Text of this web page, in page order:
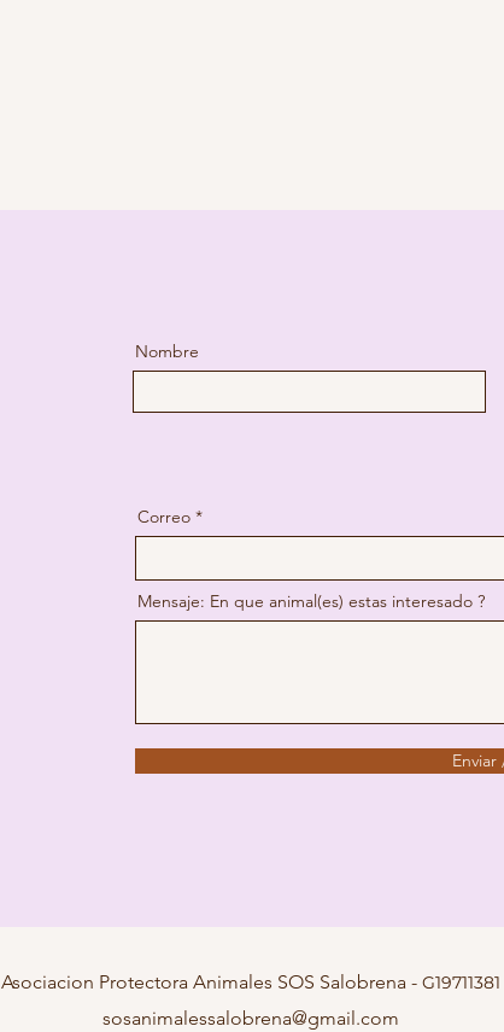
Nombre
Correo
Mensaje: En que animal(es) estas interesado ?
Enviar
Asociacion Protectora Animales SOS Salobrena - G19711381
sosanimalessalobrena@gmail.com